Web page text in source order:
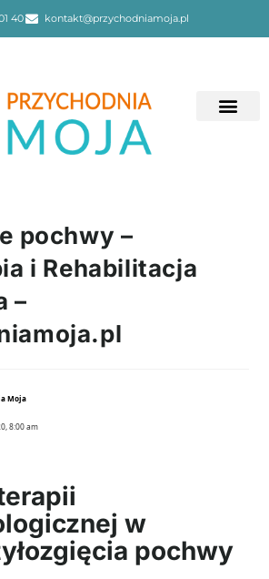
40 kontakt@przychodniamoja.pl
pochwy –
i Rehabilitacja
–
Moja
8:00 am
w
pochwy